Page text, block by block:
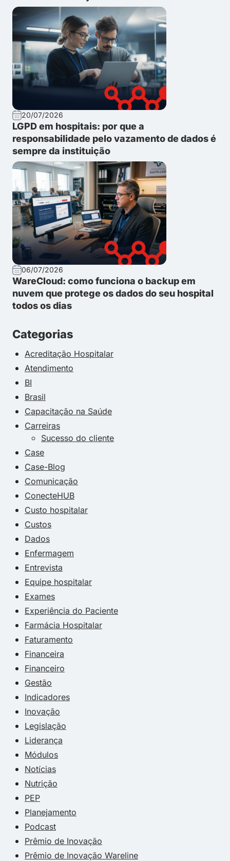
20/07/2026
LGPD em hospitais: por que a
responsabilidade pelo vazamento de dados é
sempre da instituição
06/07/2026
WareCloud: como funciona o backup em
nuvem que protege os dados do seu hospital
todos os dias
Categorias
Acreditação Hospitalar
Atendimento
BI
Brasil
Capacitação na Saúde
Carreiras
Sucesso do cliente
Case
Case-Blog
Comunicação
ConecteHUB
Custo hospitalar
Custos
Dados
Enfermagem
Entrevista
Equipe hospitalar
Exames
Experiência do Paciente
Farmácia Hospitalar
Faturamento
Financeira
Financeiro
Gestão
Indicadores
Inovação
Legislação
Liderança
Módulos
Notícias
Nutrição
PEP
Planejamento
Podcast
Prêmio de Inovação
Prêmio de Inovação Wareline